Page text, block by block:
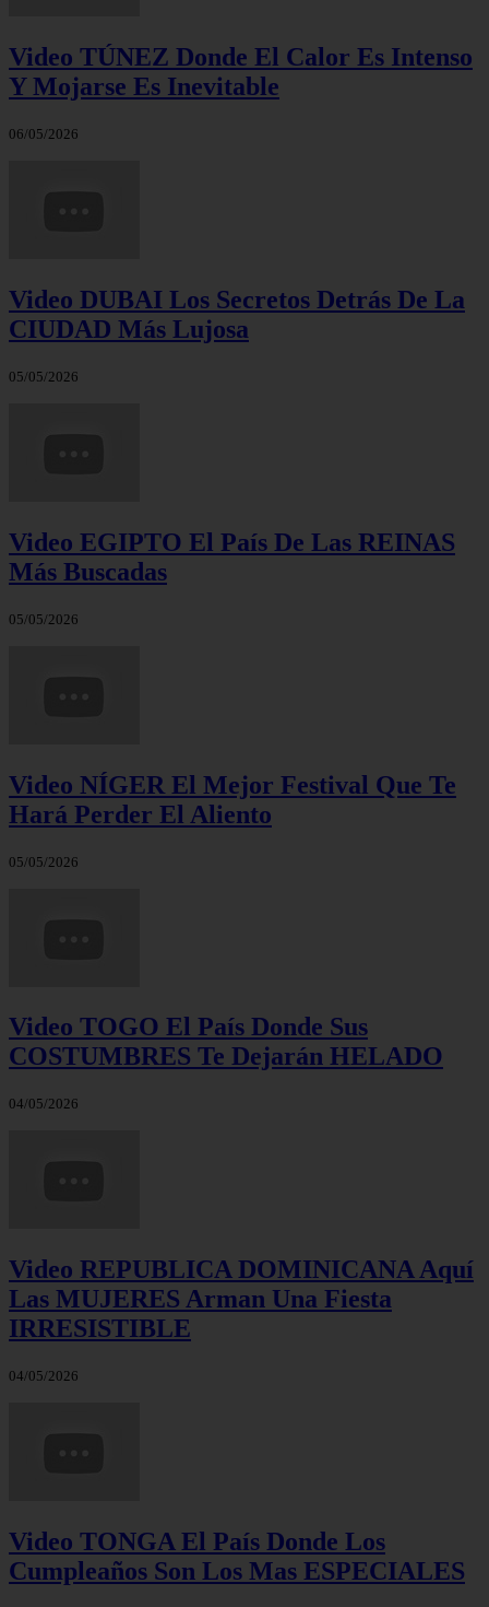
Video TÚNEZ Donde El Calor Es Intenso
Y Mojarse Es Inevitable
06/05/2026
Video DUBAI Los Secretos Detrás De La
CIUDAD Más Lujosa
05/05/2026
Video EGIPTO El País De Las REINAS
Más Buscadas
05/05/2026
Video NÍGER El Mejor Festival Que Te
Hará Perder El Aliento
05/05/2026
Video TOGO El País Donde Sus
COSTUMBRES Te Dejarán HELADO
04/05/2026
Video REPUBLICA DOMINICANA Aquí
Las MUJERES Arman Una Fiesta
IRRESISTIBLE
04/05/2026
Video TONGA El País Donde Los
Cumpleaños Son Los Mas ESPECIALES